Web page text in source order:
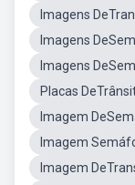
Imagens
Imagens
Imagens
Placas
Imagem
Imagem
Imagem